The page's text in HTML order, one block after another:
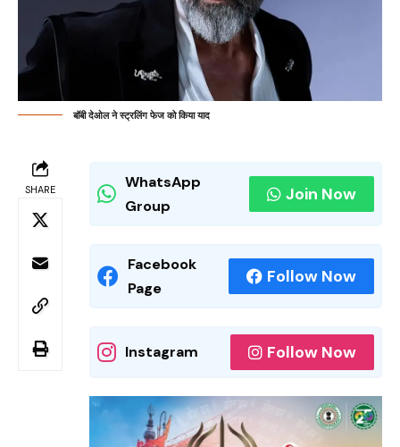
बॉबी देओल ने स्ट्रलिंग फेज को किया याद
SHARE
WhatsApp
Group
Join Now
Facebook
Page
Follow Now
Instagram Follow Now